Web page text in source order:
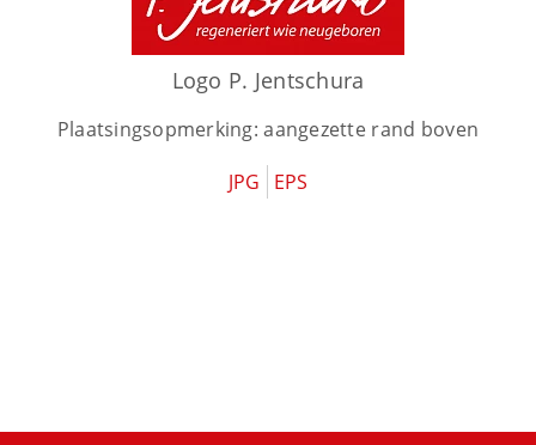
Logo P. Jentschura
Plaatsingsopmerking: aangezette rand boven
JPG
EPS